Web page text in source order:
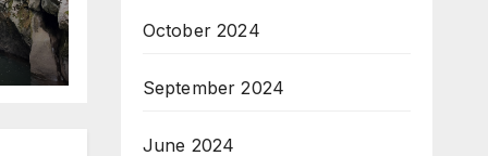
October 2024
September 2024
June 2024